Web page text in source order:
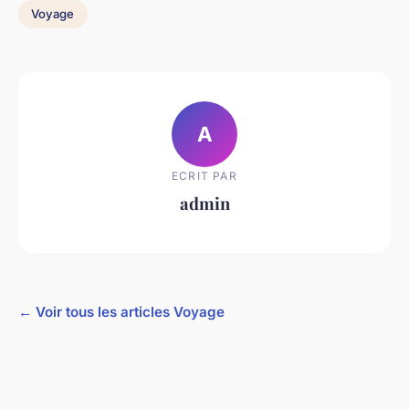
Voyage
A
ECRIT PAR
admin
← Voir tous les articles Voyage